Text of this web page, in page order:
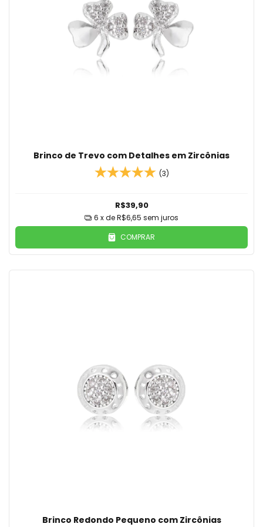
Brinco de Trevo com Detalhes em Zircônias
(3)
R$39,90
6 x deR$6,65 sem juros
COMPRAR
Brinco Redondo Pequeno com Zircônias